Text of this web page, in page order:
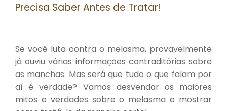
Precisa Saber Antes de Tratar!
Se você luta contra o melasma, provavelmente
já ouviu várias informações contraditórias sobre
as manchas. Mas será que tudo o que falam por
aí é verdade? Vamos desvendar os maiores
mitos e verdades sobre o melasma e mostrar